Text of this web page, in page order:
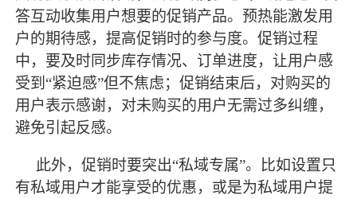
答互动收集用户想要的促销产品。预热能激发用
户的期待感，提高促销时的参与度。促销过程
中，要及时同步库存情况、订单进度，让用户感
受到“紧迫感”但不焦虑；促销结束后，对购买的
用户表示感谢，对未购买的用户无需过多纠缠，
避免引起反感。
此外，促销时要突出“私域专属”。比如设置只
有私域用户才能享受的优惠，或是为私域用户提